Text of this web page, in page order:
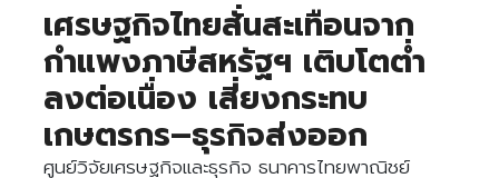
เศรษฐกิจไทยสั่นสะเทือนจาก
กำแพงภาษีสหรัฐฯ เติบโตต่ำ
ลงต่อเนื่อง เสี่ยงกระทบ
เกษตรกร–ธุรกิจส่งออก
ศูนย์วิจัยเศรษฐกิจและธุรกิจ ธนาคารไทยพาณิชย์